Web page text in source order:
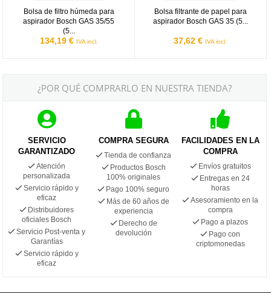
Bolsa de filtro húmeda para
aspirador Bosch GAS 35/55
(5...
134,19 € IVA incl.
Bolsa filtrante de papel para
aspirador Bosch GAS 35 (5...
37,62 € IVA incl.
¿POR QUÉ COMPRARLO EN NUESTRA TIENDA?
SERVICIO
GARANTIZADO
Atención
personalizada
Servicio rápido y
eficaz
Distribuidores
oficiales Bosch
Servicio Post-venta y
Garantías
Servicio rápido y
eficaz
COMPRA SEGURA
Tienda de confianza
Productos Bosch
100% originales
Pago 100% seguro
Más de 60 años de
experiencia
Derecho de
devolución
FACILIDADES EN LA
COMPRA
Envíos gratuitos
Entregas en 24
horas
Asesoramiento en la
compra
Pago a plazos
Pago con
criptomonedas